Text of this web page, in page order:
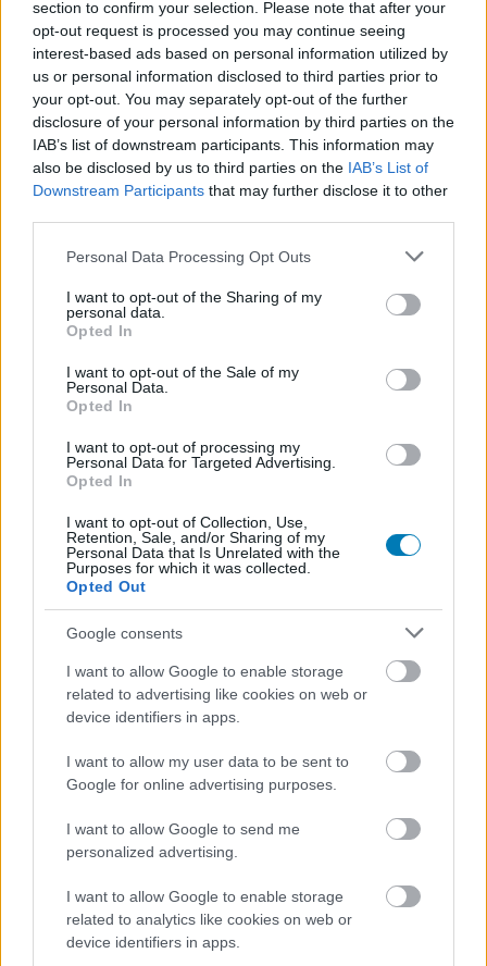
section to confirm your selection. Please note that after your
opt-out request is processed you may continue seeing
interest-based ads based on personal information utilized by
us or personal information disclosed to third parties prior to
your opt-out. You may separately opt-out of the further
disclosure of your personal information by third parties on the
IAB’s list of downstream participants. This information may
also be disclosed by us to third parties on the IAB’s List of
Downstream Participants that may further disclose it to other
Please note that this website/app uses one or more Google
not limited to your visit or usage behaviour. You may click to
grant or deny consent to Google and its third-party tags to
use your data for below specified purposes in below Google
consent section.
Personal Data Processing Opt Outs
I want to opt-out of the Sharing of my
personal data.
Opted In
I want to opt-out of the Sale of my
Personal Data.
Opted In
I want to opt-out of processing my
Personal Data for Targeted Advertising.
Opted In
I want to opt-out of Collection, Use,
Retention, Sale, and/or Sharing of my
Personal Data that Is Unrelated with the
Purposes for which it was collected.
Opted Out
Google consents
I want to allow Google to enable storage
related to advertising like cookies on web or
device identifiers in apps.
I want to allow my user data to be sent to
Google for online advertising purposes.
I want to allow Google to send me
personalized advertising.
I want to allow Google to enable storage
related to analytics like cookies on web or
device identifiers in apps.
lehetne még ezen a területen kísérletezgetni. A
fejlesztőcsapatot egyébként nem sokkal a The Saboteur
megjelenése után bezárta az EA, emiatt pedig pláne
kétségeink vannak afelől, hogy leporolja-e a franchise-t a
kiadó.
Aliens: Colonial Marines
A Gearbox nem arról híres, hogy lelkiismeretesen
dolgozik, és hogy a rá bízott franchise-okkal a
legnagyobb körültekintéssel bánik - gondoljunk csak a
egy értékelhető játék, hogy az Aliens: Colonial Marines
háttérbe szorult miatta. Az Alien-adaptáción hat éven át
dolgozott a csapat, de jobban érdekelte őket egyrészt a
DNF, másrészt a Borderlands 2 - igaz, legalább az utóbbi
jól sikerült.